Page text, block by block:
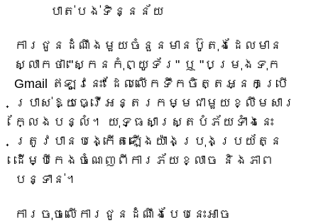
បាត់បង់ទិន្នន័យ
ការជូនដំណឹងមួយចំនួនមានប៊ូតុងដែលមាន
ស្លាកថា "ស្កេនកុំព្យូទ័រ" ឬ "បម្រុងទុក
Gmail ឥឡូវនេះ" ដែលលើកទឹកចិត្តអ្នកប្រើ
ប្រាស់ឱ្យធ្វើអន្តរកម្មជាមួយខ្លឹមសារ
ក្លែងបន្លំ។ យុទ្ធសាស្ត្របំភ័យទាំងនេះ
ត្រូវបានបង្កើតឡើងយ៉ាងប្រុងប្រយ័ត្ន
ដើម្បីកេងចំណេញពីការភ័យខ្លាច និងភាព
បន្ទាន់។
ការចុចលើការជូនដំណឹងបែបនេះអាច